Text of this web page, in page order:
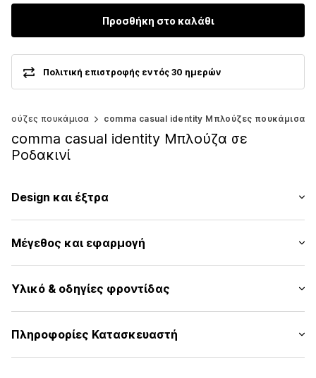
Προσθήκη στο καλάθι
Πολιτική επιστροφής εντός 30 ημερών
πουκάμισα comma casual identity Μπλούζες πουκάμισα
comma casual identity Μπλούζα σε
Ροδακινί
Design και έξτρα
Κρεπ
Χωρίς γιακά
Ντραπέ / με σούρες
Γαζωμένο στρίφωμα/άκρη
Ραφές στον ίδιο τόνο
Μέγεθος και εφαρμογή
Μήκος: Μήκος κανονικό
Εφαρμογή: Κανονική εφαρμογή
Πίνακας μεγεθών
Υλικό & οδηγίες φροντίδας
Υλικό: 100% Βισκόζη
Πληροφορίες Κατασκευαστή